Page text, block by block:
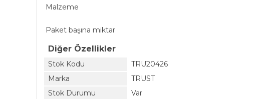
Malzeme
Paket başına miktar
Diğer Özellikler
Stok Kodu
TRU20426
Marka
TRUST
Stok Durumu
Var